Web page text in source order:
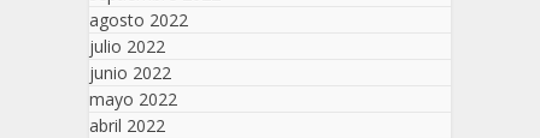
agosto 2022
julio 2022
junio 2022
mayo 2022
abril 2022